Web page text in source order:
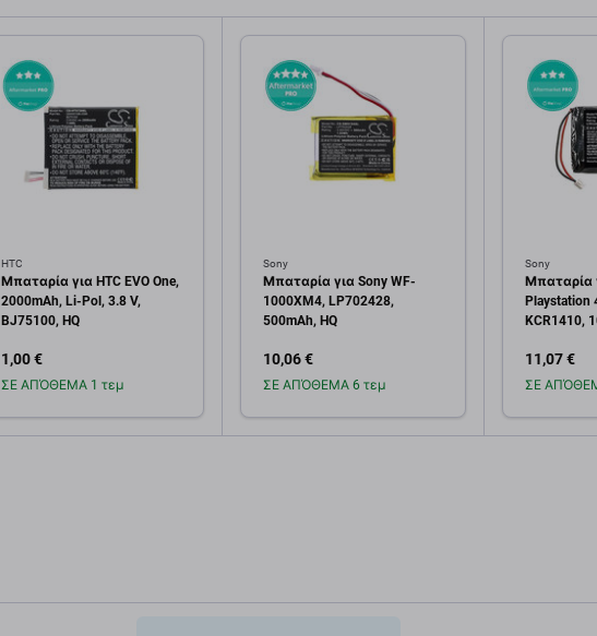
HTC
Μπαταρία για HTC EVO One,
2000mAh, Li-Pol, 3.8 V,
BJ75100, HQ
1,00 €
ΣΕ ΑΠΌΘΕΜΑ 1 τεμ
Sony
Μπαταρία για Sony WF-
1000XM4, LP702428,
500mAh, HQ
10,06 €
ΣΕ ΑΠΌΘΕΜΑ 6 τεμ
Sony
Μπαταρία
Playstation
KCR1410,
11,07 €
ΣΕ